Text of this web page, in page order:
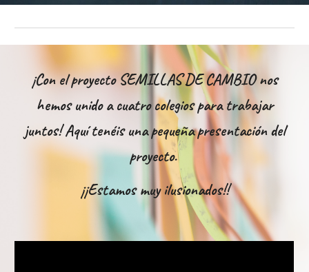
¡Con el proyecto SEMILLAS DE CAMBIO nos
hemos unido a cuatro colegios para trabajar
juntos! Aquí tenéis una pequeña presentación del
proyecto.
¡¡Estamos muy ilusionados!!